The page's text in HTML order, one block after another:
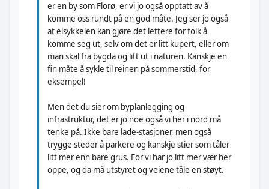
er en by som Florø, er vi jo også opptatt av å
komme oss rundt på en god måte. Jeg ser jo også
at elsykkelen kan gjøre det lettere for folk å
komme seg ut, selv om det er litt kupert, eller om
man skal fra bygda og litt ut i naturen. Kanskje en
fin måte å sykle til reinen på sommerstid, for
eksempel!
Men det du sier om byplanlegging og
infrastruktur, det er jo noe også vi her i nord må
tenke på. Ikke bare lade-stasjoner, men også
trygge steder å parkere og kanskje stier som tåler
litt mer enn bare grus. For vi har jo litt mer vær her
oppe, og da må utstyret og veiene tåle en støyt.